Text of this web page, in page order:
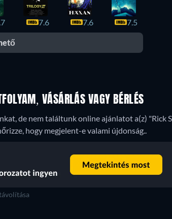
7.6 7.6 7.5
VÁSÁRLÁS VAGY BÉRLÉS
de nem találtunk online ajánlatot a(z) "Rick
hogy megjelent-e valami újdonság..